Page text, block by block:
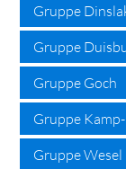
Gruppe
Gruppe
Gruppe Goch
Gruppe
Gruppe Wesel